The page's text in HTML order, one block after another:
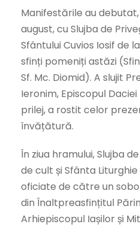
Manifestările au debutat,
august, cu Slujba de
Sfântului Cuvios Iosif de
sfinți pomeniți astăzi
Sf. Mc. Diomid). A slujit
Ieronim, Episcopul
prilej, a rostit celor
învățătură.
În ziua hramului, Slujba
de cult și Sfânta
oficiate de către un
din Înaltpreasfințitul
Arhiepiscopul Iașilor și